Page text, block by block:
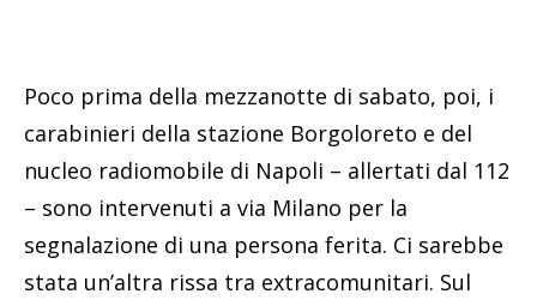
Poco prima della mezzanotte di sabato, poi, i
carabinieri della stazione Borgoloreto e del
nucleo radiomobile di Napoli – allertati dal 112
– sono intervenuti a via Milano per la
segnalazione di una persona ferita. Ci sarebbe
stata un’altra rissa tra extracomunitari. Sul